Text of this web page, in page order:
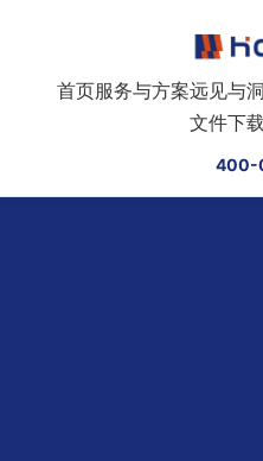
首页服务与方案远见与
文件下载
400-